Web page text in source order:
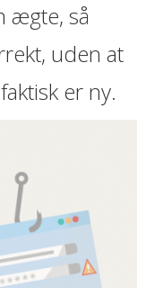
ægte, så
uden at
er ny.